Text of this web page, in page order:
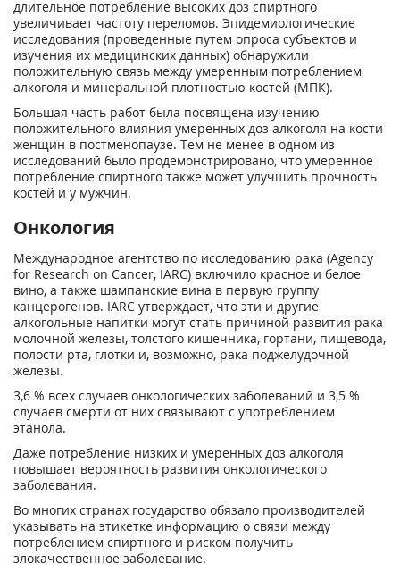
длительное потребление высоких доз спиртного
увеличивает частоту переломов. Эпидемиологические
исследования (проведенные путем опроса субъектов и
изучения их медицинских данных) обнаружили
положительную связь между умеренным потреблением
алкоголя и минеральной плотностью костей (МПК).
Большая часть работ была посвящена изучению
положительного влияния умеренных доз алкоголя на кости
женщин в постменопаузе. Тем не менее в одном из
исследований было продемонстрировано, что умеренное
потребление спиртного также может улучшить прочность
костей и у мужчин.
Онкология
Международное агентство по исследованию рака (Agency
for Research on Cancer, IARC) включило красное и белое
вино, а также шампанские вина в первую группу
канцерогенов. IARC утверждает, что эти и другие
алкогольные напитки могут стать причиной развития рака
молочной железы, толстого кишечника, гортани, пищевода,
полости рта, глотки и, возможно, рака поджелудочной
железы.
3,6 % всех случаев онкологических заболеваний и 3,5 %
случаев смерти от них связывают с употреблением
этанола.
Даже потребление низких и умеренных доз алкоголя
повышает вероятность развития онкологического
заболевания.
Во многих странах государство обязало производителей
указывать на этикетке информацию о связи между
потреблением спиртного и риском получить
злокачественное заболевание.